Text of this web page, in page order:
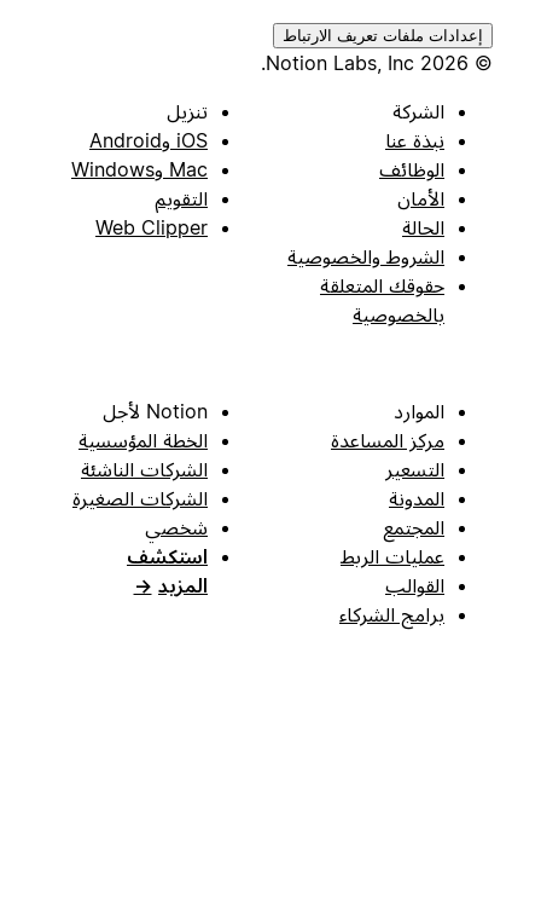
إعدادات ملفات تعريف الارتباط
الشركة
نبذة عنا
الوظائف
الأمان
الحالة
الشروط والخصوصية
حقوقك المتعلقة
بالخصوصية
تنزيل
iOS وAndroid
Mac وWindows
التقويم
Web Clipper
الموارد
مركز المساعدة
التسعير
المدونة
المجتمع
عمليات الربط
القوالب
برامج الشركاء
Notion لأجل
الخطة المؤسسية
الشركات الناشئة
الشركات الصغيرة
شخصي
استكشف
المزيد →